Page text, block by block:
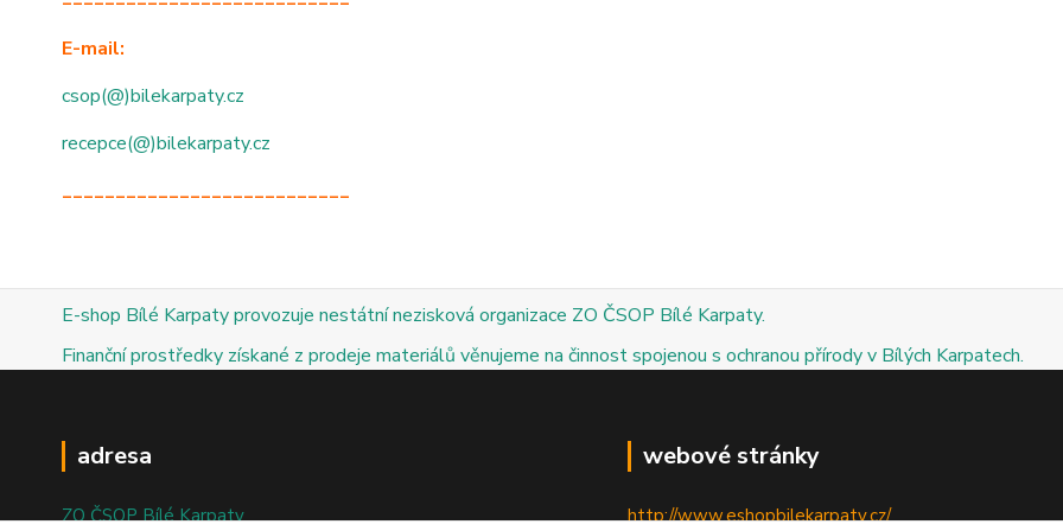
E-mail:
csop(@)bilekarpaty.cz
recepce(@)bilekarpaty.cz
___________________________
E-shop Bílé Karpaty provozuje nestátní nezisková organizace ZO ČSOP Bílé Karpaty.
Finanční prostředky získané z prodeje materiálů věnujeme na činnost spojenou s ochranou přírody v Bílých Karpatech.
adresa
ZO ČSOP Bílé Karpaty
webové stránky
http://www.eshopbilekarpaty.cz/